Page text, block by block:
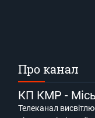
Про канал
КП КМР -
Телеканал